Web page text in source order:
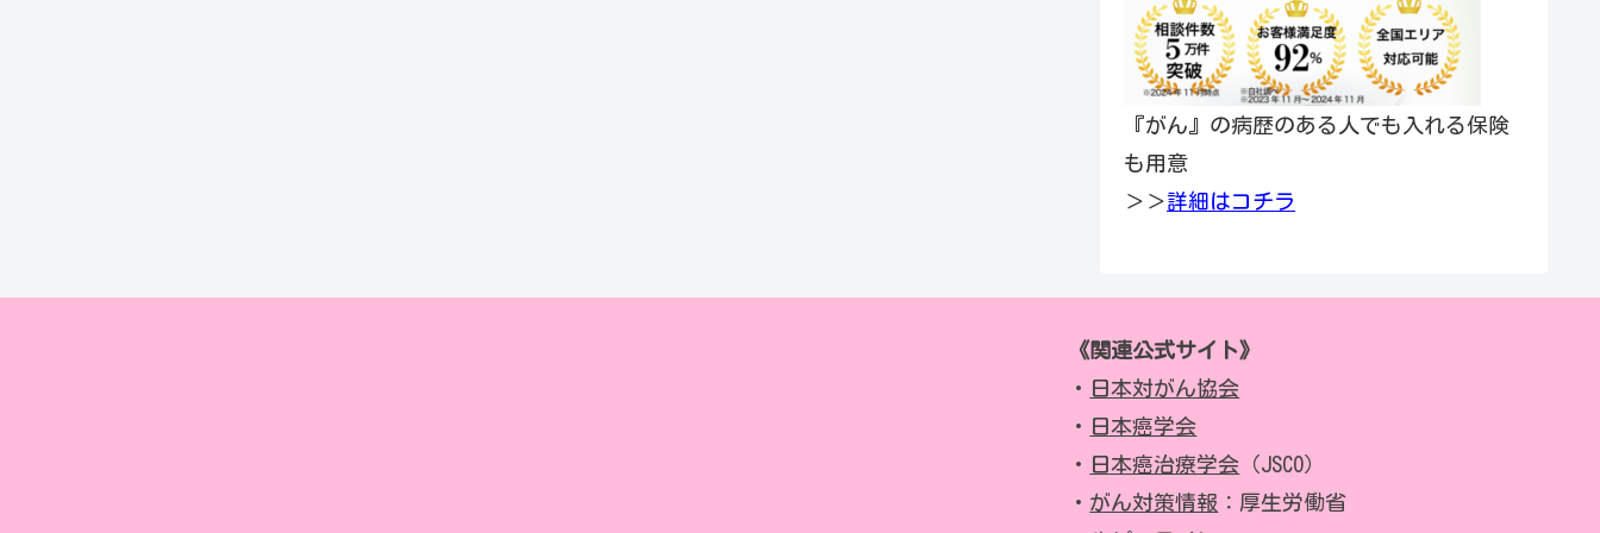
『がん』の病歴のある人でも入れる保険
も用意
＞＞詳細はコチラ
《関連公式サイト》
・ 日本対がん協会
・ 日本癌学会
・ 日本癌治療学会 （JSCO）
・ がん対策情報 ：厚生労働省